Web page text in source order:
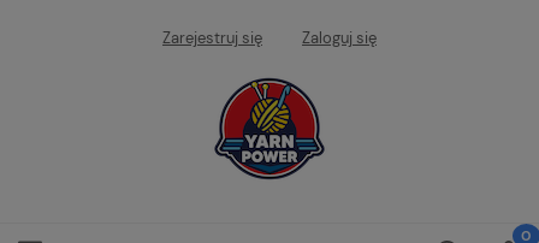
Zarejestruj się Zaloguj się